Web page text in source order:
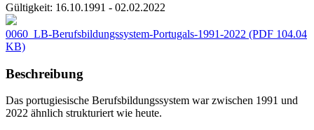
Gültigkeit: 16.10.1991 - 02.02.2022
0060_LB-Berufsbildungssystem-Portugals-1991-2022 (PDF 104.04
KB)
Beschreibung
Das portugiesische Berufsbildungssystem war zwischen 1991 und
2022 ähnlich strukturiert wie heute.